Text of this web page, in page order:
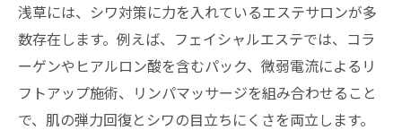
浅草には、シワ対策に力を入れているエステサロンが多
数存在します。例えば、フェイシャルエステでは、コラ
ーゲンやヒアルロン酸を含むパック、微弱電流によるリ
フトアップ施術、リンパマッサージを組み合わせること
で、肌の弾力回復とシワの目立ちにくさを両立します。